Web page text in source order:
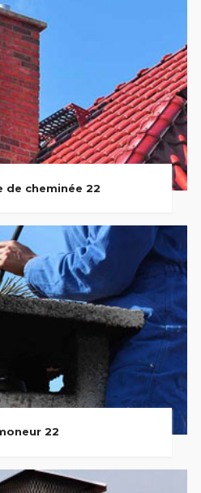
de cheminée 22
22